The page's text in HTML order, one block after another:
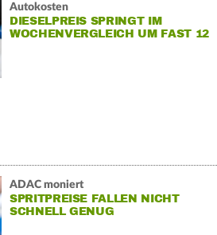
Autokosten
DIESELPREIS SPRINGT IM
WOCHENVERGLEICH UM FAST 12
ADAC moniert
SPRITPREISE FALLEN NICHT
SCHNELL GENUG